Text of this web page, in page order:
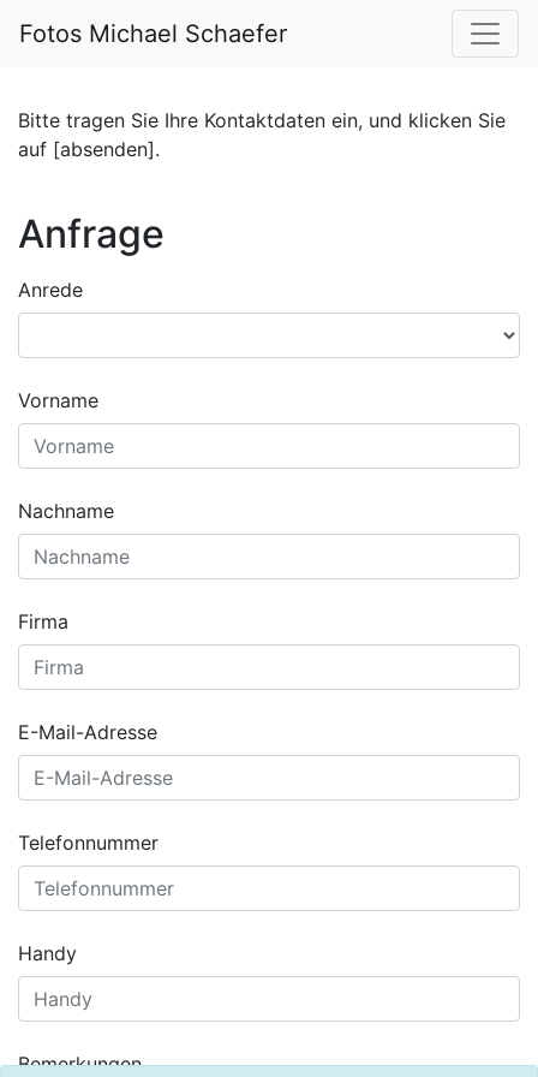
Fotos Michael Schaefer
Bitte tragen Sie Ihre Kontaktdaten ein, und klicken Sie
auf [absenden].
Anfrage
Anrede
Vorname
Nachname
Firma
E-Mail-Adresse
Telefonnummer
Handy
Bemerkungen